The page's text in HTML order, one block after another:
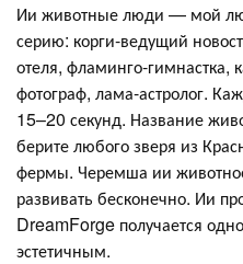
Ии животные люди — мой
серию: корги-ведущий
отеля, фламинго-гимнастка,
фотограф, лама-астролог.
15–20 секунд. Название
берите любого зверя из
фермы. Черемша ии
развивать бесконечно. Ии
DreamForge получается
эстетичным.